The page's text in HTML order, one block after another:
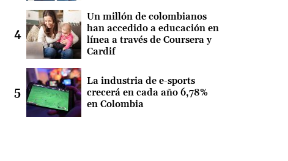
Un millón de colombianos
han accedido a educación en
línea a través de Coursera y
Cardif
La industria de e-sports
crecerá en cada año 6,78%
en Colombia